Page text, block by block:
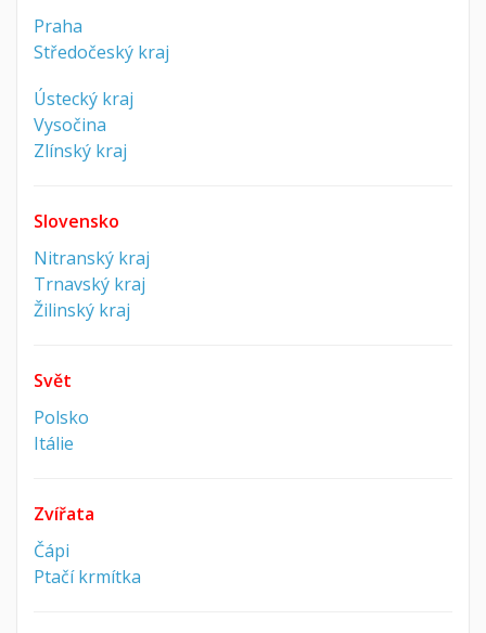
Praha
Středočeský kraj
Ústecký kraj
Vysočina
Zlínský kraj
Slovensko
Nitranský kraj
Trnavský kraj
Žilinský kraj
Svět
Polsko
Itálie
Zvířata
Čápi
Ptačí krmítka